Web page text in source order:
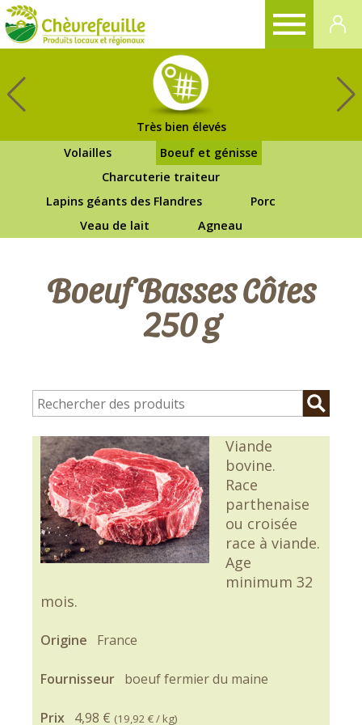
Très bien élevés
Volailles
Boeuf et génisse
Charcuterie traiteur
Lapins géants des Flandres
Porc
Veau de lait
Agneau
Boeuf Basses Côtes
250 g
Viande
bovine.
Race
parthenaise
ou croisée
race à viande.
Age
minimum 32
mois.
Origine France
Fournisseur boeuf fermier du maine
Prix 4,98 € (19,92 €/ kg)